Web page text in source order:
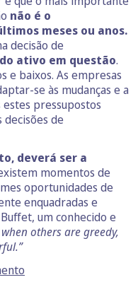
não é o
meses ou anos.
decisão de
ativo em questão.
e baixos. As empresas
se às mudanças e a
estes pressupostos
de
deverá ser a
momentos de
oportunidades de
enquadradas e
um conhecido e
others are greedy,